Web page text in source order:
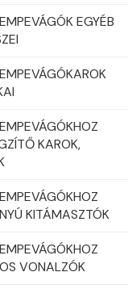
EGYÉB
KAROK,
KITÁMASZTÓK
VONALZÓK